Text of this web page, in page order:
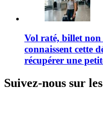
Vol raté, billet non
connaissent cette
récupérer une
Suivez-nous sur